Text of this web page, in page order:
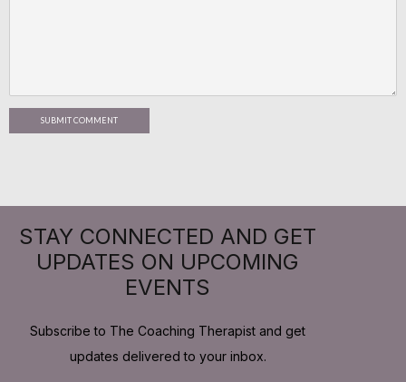
SUBMIT COMMENT
STAY CONNECTED AND GET
UPDATES ON UPCOMING
EVENTS
Subscribe to The Coaching Therapist and get
updates delivered to your inbox.